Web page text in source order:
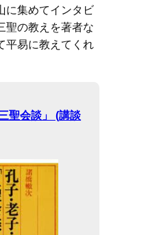
に集めてインタビ
聖の教えを著者な
平易に教えてくれ
聖会談」 (講談